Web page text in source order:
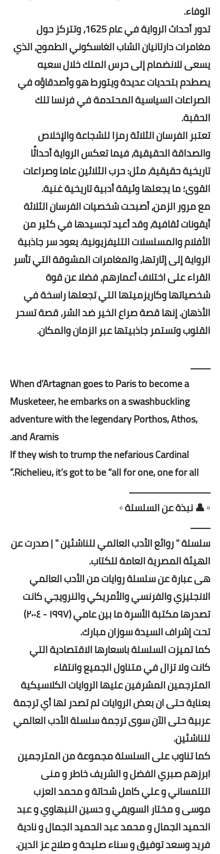
الوفاء.
تدور أحداث الرواية في عام 1625، وتتركز حول
مغامرات دارتانيان الشاب الغاسكوني الطموح، الذي
يسعى للانضمام إلى حرس الملك خلال سعيه
يصطدم بتحديات عديدة ويتورط هو وأصدقاؤه في
الصراعات السياسية المحتدمة في فرنسا تلك
الحقبة.
تعتبر الفرسان الثلاثة رمزا للشجاعة والإخلاص
والصداقة الحقيقية، فيما تعكس الرواية أحداثًا
تاريخية حقيقية، مثل: حرب الثلاثين عاما وصراعات
القوى؛ ما يجعلها وثيقة أدبية تاريخية غنية.
مع مرور الزمن، أصبحت شخصيات الفرسان الثلاثة
أيقونات ثقافية، وقد أعيد تجسيدها في كثير من
الأفلام والمسلسلات التليفزيونية. يعود سر جاذبية
الرواية إلى إثارتها، والمغامرات المشوقة التي تأسر
القراء على اختلاف أعمارهم، فضلا عن قوة
شخصياتها وكاريزميتها التي تجعلها راسخة في
الأذهان. إنها قصة صراع الخير ضد الشر، قصة تسحر
القلوب وتستمر جاذبيتها عبر الزمان والمكان.
ــــــــ
When d’Artagnan goes to Paris to become a
Musketeer, he embarks on a swashbuckling
adventure with the legendary Porthos, Athos,
and Aramis.
If they wish to trump the nefarious Cardinal
Richelieu, it’s got to be “all for one, one for all.”
ـــــــــــــــــــــــــــــــــ
▫️ 👤 نبذة عن السلسلة ▫️
ــــــــ
سلسلة " روائع الأدب العالمي للناشئين " | صدرت عن
الهيئة المصرية العامة للكتاب.
هى عبارة عن سلسلة روايات من الأدب العالمي
الانجليزي والفرنسي والأمريكي والنرويجي كانت
تصدرها مكتبة الأسرة ما بين عامي (١٩٩٧ - ٢٠٠٤)
تحت إشراف السيدة سوزان مبارك.
كما تميزت السلسلة باسعارها الاقتصادية التي
كانت ولا تزال في متناول الجميع وانتقاء
المترجمين المشرفين عليها الروايات الكلاسيكية
بعناية حتى ان بعض الروايات لم تصدر لها أي ترجمة
عربية حتى الآن سوى ترجمة سلسلة الأدب العالمي
للناشئين.
كما تناوب على السلسلة مجموعة من المترجمين
ابرزهم صبري الفضل و الشريف خاطر و منى
التلمساني و علي كامل شحاتة و محمد العزب
موسى و مختار السويفي و حسين النبهاوي و عبد
الحميد الجمال و محمد عبد الحميد الجمال و نادية
فريد وسعد توفيق و سناء صليحة و صلاح عز الدين.